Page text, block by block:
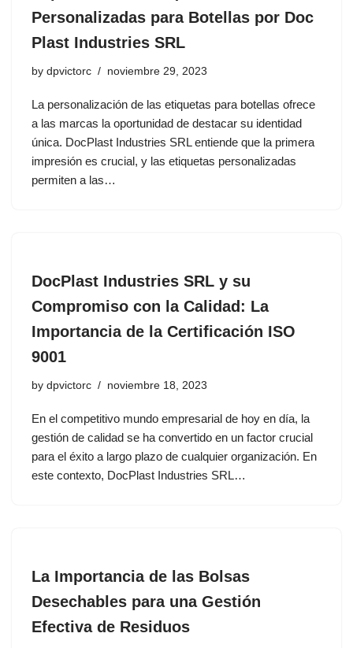
Personalizadas para Botellas por Doc
Plast Industries SRL
by dpvictorc noviembre 29, 2023
La personalización de las etiquetas para botellas ofrece
a las marcas la oportunidad de destacar su identidad
única. DocPlast Industries SRL entiende que la primera
impresión es crucial, y las etiquetas personalizadas
permiten a las…
DocPlast Industries SRL y su
Compromiso con la Calidad: La
Importancia de la Certificación ISO
9001
by dpvictorc noviembre 18, 2023
En el competitivo mundo empresarial de hoy en día, la
gestión de calidad se ha convertido en un factor crucial
para el éxito a largo plazo de cualquier organización. En
este contexto, DocPlast Industries SRL…
La Importancia de las Bolsas
Desechables para una Gestión
Efectiva de Residuos